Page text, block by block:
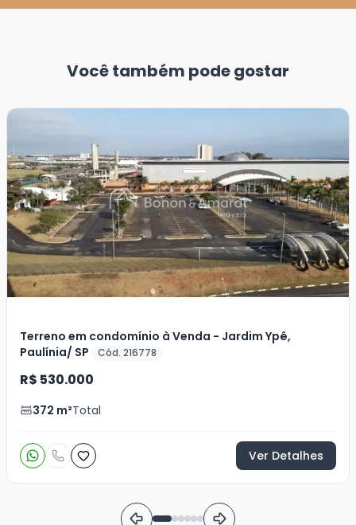
Você também pode gostar
Terreno em condomínio à Venda - Jardim Ypê,
Paulínia/ SP
Cód. 216778
R$ 530.000
372 m²Total
Ver Detalhes